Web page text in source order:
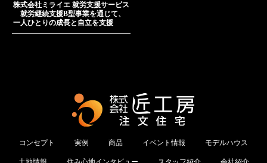
株式会社ミライエ 就労支援サービス
就労継続支援B型事業を通じて、
一人ひとりの成長と自立を支援
コンセプト 実例 商品 イベント情報 モデルハウス